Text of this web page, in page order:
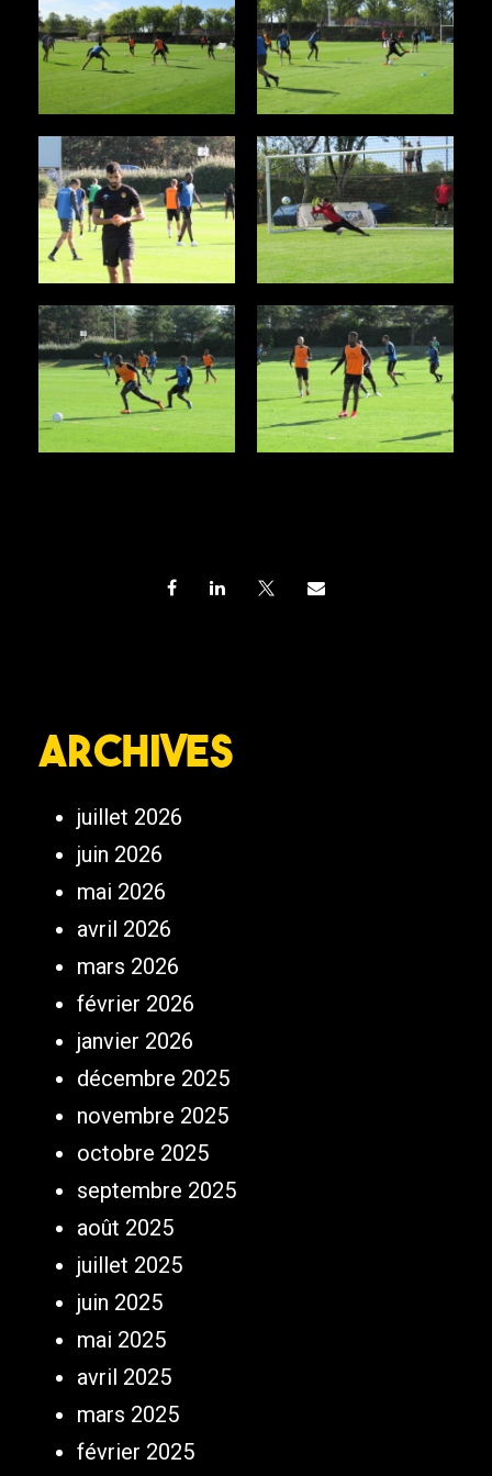
Archives
juillet 2026
juin 2026
mai 2026
avril 2026
mars 2026
février 2026
janvier 2026
décembre 2025
novembre 2025
octobre 2025
septembre 2025
août 2025
juillet 2025
juin 2025
mai 2025
avril 2025
mars 2025
février 2025